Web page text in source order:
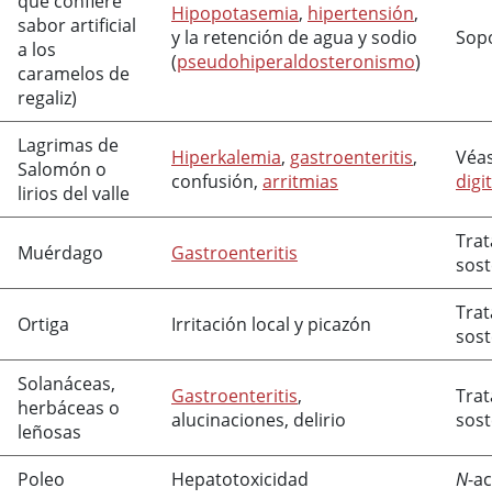
sabor artificial
a los
caramelos de
regaliz)
Hipopotasemia, hipertensión,
y la retención de agua y sodio
(pseudohiperaldosteronismo)
Lagrimas de
Salomón o
lirios del valle
Hiperkalemia, gastroenteritis,
confusión, arritmias
Muérdago Gastroenteritis
Ortiga Irritación local y picazón
Solanáceas,
herbáceas o
leñosas
Gastroenteritis,
alucinaciones, delirio
Poleo Hepatotoxicidad N-